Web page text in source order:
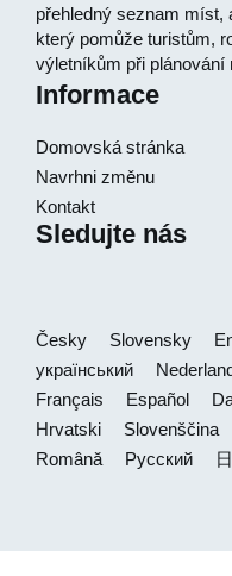
přehledný seznam míst,
který pomůže turistům,
výletníkům při plánování
Informace
Domovská stránka
Navrhni změnu
Kontakt
Sledujte nás
Česky Slovensky
український
Français
Español
Hrvatski
Slovenščina
Română
Русский